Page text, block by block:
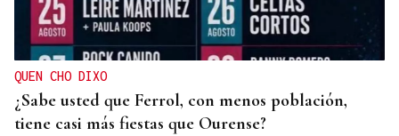
El incendio de un colchón en Sada obliga a
ingresar a dos personas
QUEN CHO DIXO
¿Sabe usted que Ferrol, con menos población,
tiene casi más fiestas que Ourense?